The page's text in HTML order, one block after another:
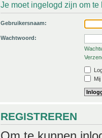
Je moet ingelogd zijn om
Gebruikersnaam:
Wachtwoord:
REGISTREREN